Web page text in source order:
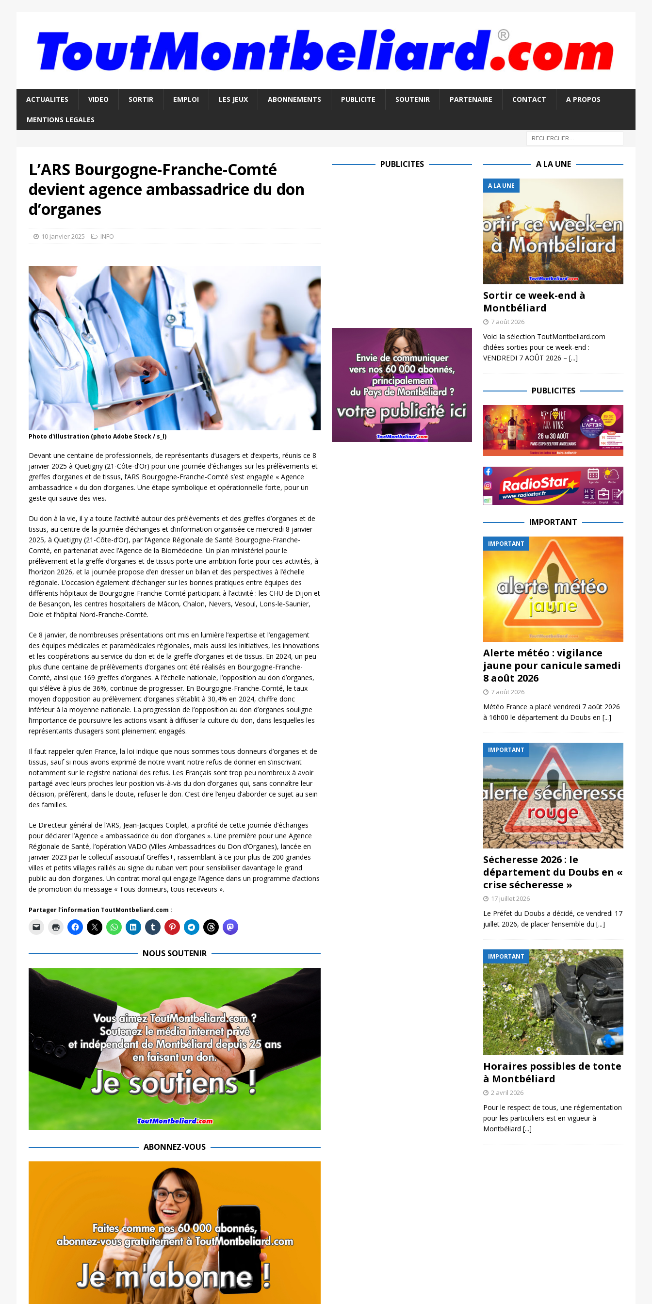
ACTUALITES VIDEO SORTIR EMPLOI LES JEUX ABONNEMENTS PUBLICITE SOUTENIR PARTENAIRE CONTACT A PROPOS
MENTIONS LEGALES
L’ARS Bourgogne-Franche-Comté
devient agence ambassadrice du don
d’organes
10 janvier 2025 INFO
Photo d'illustration (photo Adobe Stock / s_l)
Devant une centaine de professionnels, de représentants d’usagers et d’experts, réunis ce 8
janvier 2025 à Quetigny (21-Côte-d’Or) pour une journée d’échanges sur les prélèvements et
greffes d’organes et de tissus, l’ARS Bourgogne-Franche-Comté s’est engagée « Agence
ambassadrice » du don d’organes. Une étape symbolique et opérationnelle forte, pour un
geste qui sauve des vies.
Du don à la vie, il y a toute l’activité autour des prélèvements et des greffes d’organes et de
tissus, au centre de la journée d’échanges et d’information organisée ce mercredi 8 janvier
2025, à Quetigny (21-Côte-d’Or), par l’Agence Régionale de Santé Bourgogne-Franche-
Comté, en partenariat avec l’Agence de la Biomédecine. Un plan ministériel pour le
prélèvement et la greffe d’organes et de tissus porte une ambition forte pour ces activités, à
l’horizon 2026, et la journée propose d’en dresser un bilan et des perspectives à l’échelle
régionale. L’occasion également d’échanger sur les bonnes pratiques entre équipes des
différents hôpitaux de Bourgogne-Franche-Comté participant à l’activité : les CHU de Dijon et
de Besançon, les centres hospitaliers de Mâcon, Chalon, Nevers, Vesoul, Lons-le-Saunier,
Dole et l’hôpital Nord-Franche-Comté.
Ce 8 janvier, de nombreuses présentations ont mis en lumière l’expertise et l’engagement
des équipes médicales et paramédicales régionales, mais aussi les initiatives, les innovations
et les coopérations au service du don et de la greffe d’organes et de tissus. En 2024, un peu
plus d’une centaine de prélèvements d’organes ont été réalisés en Bourgogne-Franche-
Comté, ainsi que 169 greffes d’organes. A l’échelle nationale, l’opposition au don d’organes,
qui s’élève à plus de 36%, continue de progresser. En Bourgogne-Franche-Comté, le taux
moyen d’opposition au prélèvement d’organes s’établit à 30,4% en 2024, chiffre donc
inférieur à la moyenne nationale. La progression de l’opposition au don d’organes souligne
l’importance de poursuivre les actions visant à diffuser la culture du don, dans lesquelles les
représentants d’usagers sont pleinement engagés.
Il faut rappeler qu’en France, la loi indique que nous sommes tous donneurs d’organes et de
tissus, sauf si nous avons exprimé de notre vivant notre refus de donner en s’inscrivant
notamment sur le registre national des refus. Les Français sont trop peu nombreux à avoir
partagé avec leurs proches leur position vis-à-vis du don d’organes qui, sans connaître leur
décision, préfèrent, dans le doute, refuser le don. C’est dire l’enjeu d’aborder ce sujet au sein
des familles.
Le Directeur général de l’ARS, Jean-Jacques Coiplet, a profité de cette journée d’échanges
pour déclarer l’Agence « ambassadrice du don d’organes ». Une première pour une Agence
Régionale de Santé, l’opération VADO (Villes Ambassadrices du Don d’Organes), lancée en
janvier 2023 par le collectif associatif Greffes+, rassemblant à ce jour plus de 200 grandes
villes et petits villages ralliés au signe du ruban vert pour sensibiliser davantage le grand
public au don d’organes. Un contrat moral qui engage l’Agence dans un programme d’actions
de promotion du message « Tous donneurs, tous receveurs ».
Partager l'information ToutMontbeliard.com :
NOUS SOUTENIR
ABONNEZ-VOUS
PUBLICITES A LA UNE
A LA UNE
Sortir ce week-end à
Montbéliard
7 août 2026
Voici la sélection ToutMontbeliard.com
d’idées sorties pour ce week-end :
VENDREDI 7 AOÛT 2026 – [...]
PUBLICITES
IMPORTANT
IMPORTANT
Alerte météo : vigilance
jaune pour canicule samedi
8 août 2026
7 août 2026
Météo France a placé vendredi 7 août 2026
à 16h00 le département du Doubs en [...]
IMPORTANT
Sécheresse 2026 : le
département du Doubs en «
crise sécheresse »
17 juillet 2026
Le Préfet du Doubs a décidé, ce vendredi 17
juillet 2026, de placer l’ensemble du [...]
IMPORTANT
Horaires possibles de tonte
à Montbéliard
2 avril 2026
Pour le respect de tous, une réglementation
pour les particuliers est en vigueur à
Montbéliard [...]